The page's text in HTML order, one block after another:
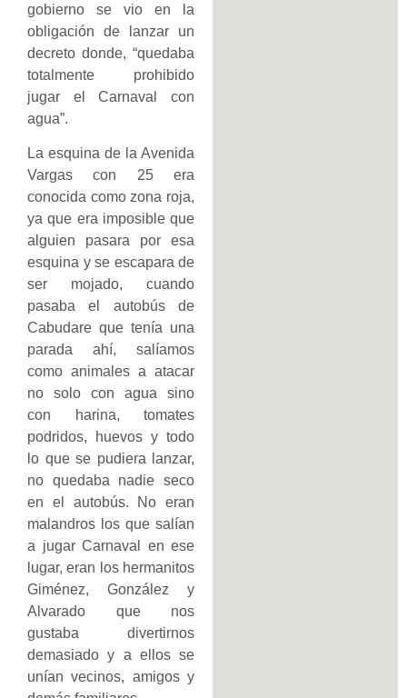
gobierno se vio en la
obligación de lanzar un
decreto donde, “quedaba
totalmente prohibido
jugar el Carnaval con
agua”.
La esquina de la Avenida
Vargas con 25 era
conocida como zona roja,
ya que era imposible que
alguien pasara por esa
esquina y se escapara de
ser mojado, cuando
pasaba el autobús de
Cabudare que tenía una
parada ahí, salíamos
como animales a atacar
no solo con agua sino
con harina, tomates
podridos, huevos y todo
lo que se pudiera lanzar,
no quedaba nadie seco
en el autobús. No eran
malandros los que salían
a jugar Carnaval en ese
lugar, eran los hermanitos
Giménez, González y
Alvarado que nos
gustaba divertirnos
demasiado y a ellos se
unían vecinos, amigos y